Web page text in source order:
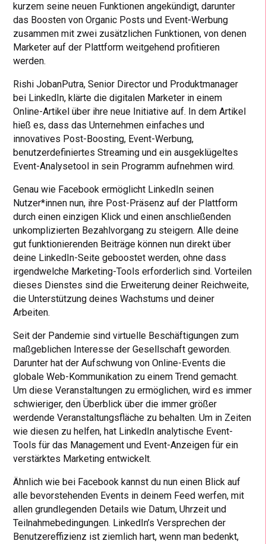
kurzem seine neuen Funktionen angekündigt, darunter
das Boosten von Organic Posts und Event-Werbung
zusammen mit zwei zusätzlichen Funktionen, von denen
Marketer auf der Plattform weitgehend profitieren
werden.
Rishi JobanPutra, Senior Director und Produktmanager
bei LinkedIn, klärte die digitalen Marketer in einem
Online-Artikel über ihre neue Initiative auf. In dem Artikel
hieß es, dass das Unternehmen einfaches und
innovatives Post-Boosting, Event-Werbung,
benutzerdefiniertes Streaming und ein ausgeklügeltes
Event-Analysetool in sein Programm aufnehmen wird.
Genau wie Facebook ermöglicht LinkedIn seinen
Nutzer*innen nun, ihre Post-Präsenz auf der Plattform
durch einen einzigen Klick und einen anschließenden
unkomplizierten Bezahlvorgang zu steigern. Alle deine
gut funktionierenden Beiträge können nun direkt über
deine LinkedIn-Seite geboostet werden, ohne dass
irgendwelche Marketing-Tools erforderlich sind. Vorteilen
dieses Dienstes sind die Erweiterung deiner Reichweite,
die Unterstützung deines Wachstums und deiner
Arbeiten.
Seit der Pandemie sind virtuelle Beschäftigungen zum
maßgeblichen Interesse der Gesellschaft geworden.
Darunter hat der Aufschwung von Online-Events die
globale Web-Kommunikation zu einem Trend gemacht.
Um diese Veranstaltungen zu ermöglichen, wird es immer
schwieriger, den Überblick über die immer größer
werdende Veranstaltungsfläche zu behalten. Um in Zeiten
wie diesen zu helfen, hat LinkedIn analytische Event-
Tools für das Management und Event-Anzeigen für ein
verstärktes Marketing entwickelt.
Ähnlich wie bei Facebook kannst du nun einen Blick auf
alle bevorstehenden Events in deinem Feed werfen, mit
allen grundlegenden Details wie Datum, Uhrzeit und
Teilnahmebedingungen. LinkedIn’s Versprechen der
Benutzereffizienz ist ziemlich hart, wenn man bedenkt,